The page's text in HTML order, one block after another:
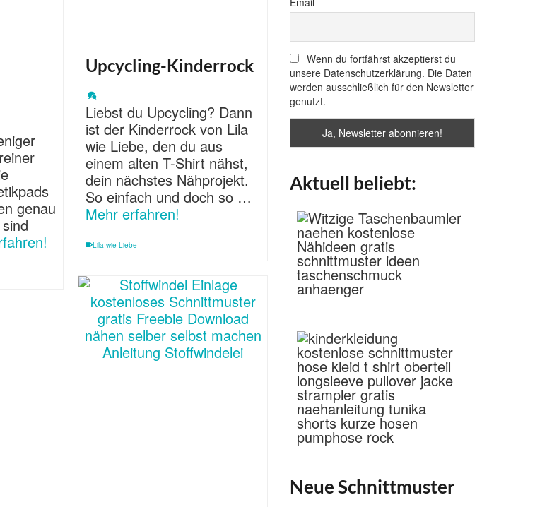
genau
Upcycling-Kinderrock
Liebst du Upcycling? Dann
ist der Kinderrock von Lila
wie Liebe, den du aus
einem alten T-Shirt nähst,
dein nächstes Nähprojekt.
So einfach und doch so …
Mehr erfahren!
Lila wie Liebe
Wenn du fortfährst akzeptierst du
unsere Datenschutzerklärung. Die Daten
werden ausschließlich für den Newsletter
genutzt.
Aktuell beliebt:
Neue Schnittmuster